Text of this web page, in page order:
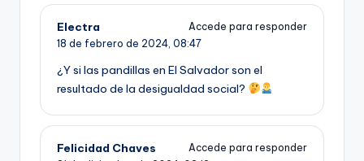
Electra
Accede para responder
18 de febrero de 2024, 08:47
¿Y si las pandillas en El Salvador son el
resultado de la desigualdad social?
Felicidad Chaves
Accede para responder